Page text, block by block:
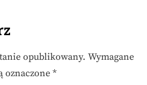
opublikowany. Wymagane
oznaczone *